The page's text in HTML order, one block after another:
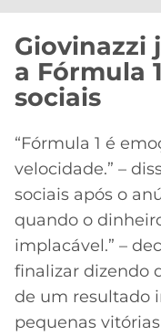
Giovinazzi
a Fórmula
sociais
“Fórmula 1 é
velocidade.” –
sociais após o
quando o
implacável.” –
finalizar dizendo
de um resultado
pequenas